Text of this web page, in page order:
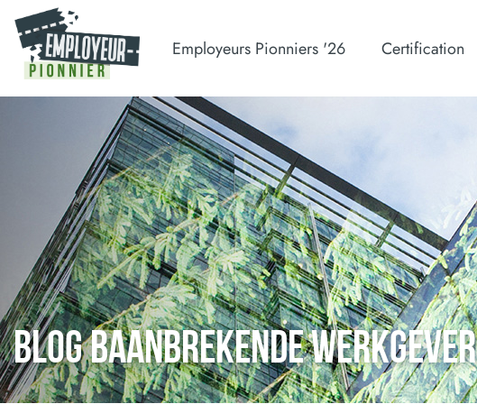
Employeurs Pionniers '26 Certification
BLOG BAANBREKENDE WERKGEVER